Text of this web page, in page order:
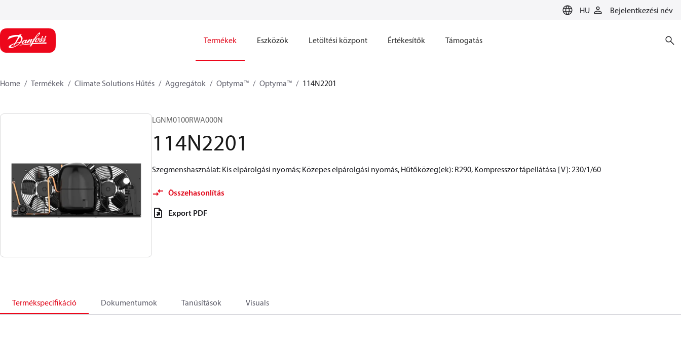
HU Bejelentkezési név
Termékek Eszközök Letöltési központ Értékesítők Támogatás
Home Termékek Climate Solutions Hűtés Aggregátok Optyma™ Optyma™ 114N2201
LGNM0100RWA000N​
114N2201
Szegmenshasználat: Kis elpárolgási nyomás; Közepes elpárolgási nyomás, Hűtőközeg(ek): R290, Kompresszor tápellátása [V]: 230/1/60
Összehasonlítás
Export PDF
Termékspecifikáció Dokumentumok Tanúsítások Visuals